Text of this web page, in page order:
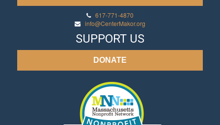
617-771-4870
info@CenterMakor.org
SUPPORT US
DONATE